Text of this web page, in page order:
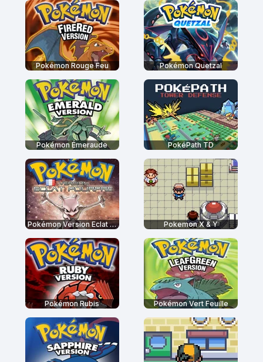
Pokémon Rouge Feu Pokémon Quetzal
Pokémon Émeraude PokéPath TD
Pokémon Version Eclat Pourpre Pokemon X & Y
Pokémon Rubis Pokémon Vert Feuille